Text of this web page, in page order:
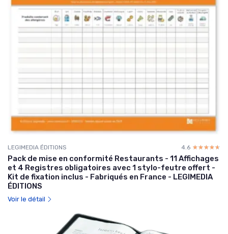
LEGIMEDIA ÉDITIONS 4.6 ☆☆☆☆☆
★★★★★
Pack de mise en conformité Restaurants - 11 Affichages
et 4 Registres obligatoires avec 1 stylo-feutre offert -
Kit de fixation inclus - Fabriqués en France - LEGIMEDIA
ÉDITIONS
Voir le détail